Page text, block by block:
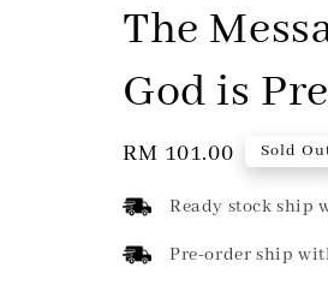
The
God is
Regular
price
RM 101.00 Sold
Ready stock ship
Pre-order ship